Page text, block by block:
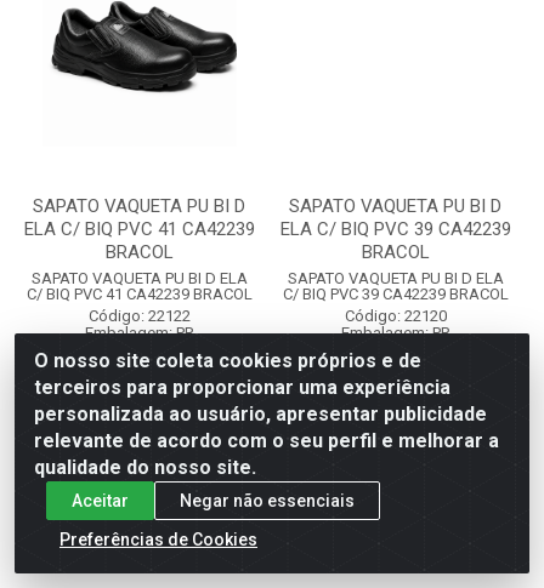
SAPATO VAQUETA PU BI D
ELA C/ BIQ PVC 41 CA42239
BRACOL
SAPATO VAQUETA PU BI D ELA
C/ BIQ PVC 41 CA42239 BRACOL
Código: 22122
Embalagem: PR
Faça seu login ou
cadastre-se para
ver preços e
comprar
SAPATO VAQUETA PU BI D
ELA C/ BIQ PVC 39 CA42239
BRACOL
SAPATO VAQUETA PU BI D ELA
C/ BIQ PVC 39 CA42239 BRACOL
Código: 22120
Embalagem: PR
Faça seu login ou
cadastre-se para
ver preços e
O nosso site coleta cookies próprios e de
terceiros para proporcionar uma experiência
personalizada ao usuário, apresentar publicidade
relevante de acordo com o seu perfil e melhorar a
qualidade do nosso site.
Aceitar
Negar não essenciais
Preferências de Cookies